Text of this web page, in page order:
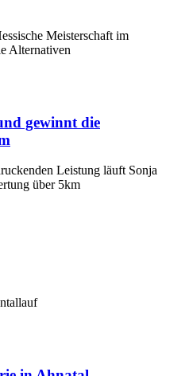
Meisterschaft im
Alternativen
gewinnt die
Leistung läuft Sonja
über 5km